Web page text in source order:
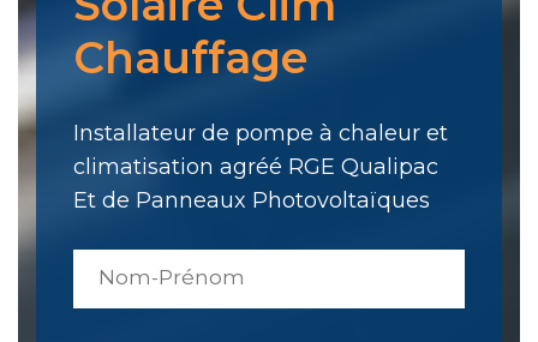
Chauffage
Installateur de pompe à chaleur et
climatisation agréé RGE Qualipac
Et de Panneaux Photovoltaïques